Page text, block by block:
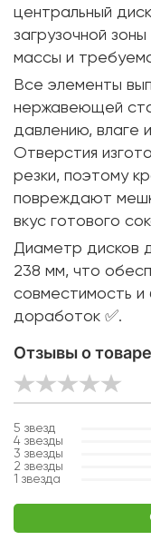
центральный
загрузочной
массы и
Все элементы
нержавеющей
давлению, влаге
Отверстия
резки, поэтому
повреждают
вкус готового
Диаметр дисков
238 мм, что
совместимость и
доработок ✅.
Отзывы о товаре
5 звезд
4 звезды
3 звезды
2 звезды
1 звезда